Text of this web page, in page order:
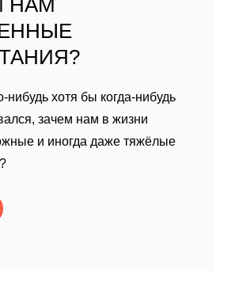
НАМ
нибудь хотя бы когда-нибудь
зачем нам в жизни
и иногда даже тяжёлые